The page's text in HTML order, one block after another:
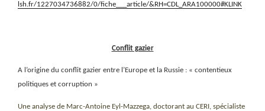
lsh.fr/1227034736882/0/fiche___article/&RH=CDL_ARA100000#KLINK
Conflit gazier
A l’origine du conflit gazier entre l’Europe et la Russie : « contentieux
politiques et corruption »
Une analyse de Marc-Antoine Eyl-Mazzega, doctorant au CERI, spécialiste